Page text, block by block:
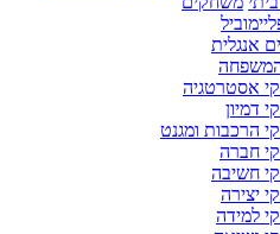
אנגלית
אסטרטגיה
דמיון
הרכבות ומגנט
חברה
חשיבה
יצירה
למידה